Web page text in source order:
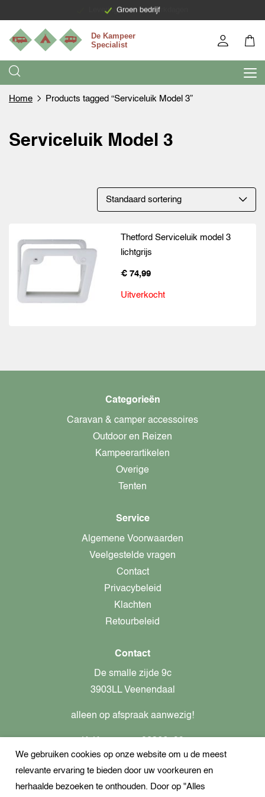
Groen bedrijf
Levering binnen 7 werkdagen
Home Products tagged “Serviceluik Model 3”
Serviceluik Model 3
Thetford Serviceluik model 3
lichtgrijs
€ 74,99
Uitverkocht
Categorieën
Caravan & camper accessoires
Outdoor en Reizen
Kampeerartikelen
Overige
Tenten
Service
Algemene Voorwaarden
Veelgestelde vragen
Contact
Privacybeleid
Klachten
Retourbeleid
Contact
De smalle zijde 9c
3903LL Veenendaal
alleen op afspraak aanwezig!
Btw-nummer: nl862437301B01
+31621944547
We gebruiken cookies op onze website om u de meest
relevante ervaring te bieden door uw voorkeuren en
herhaalde bezoeken te onthouden. Door op "Alles